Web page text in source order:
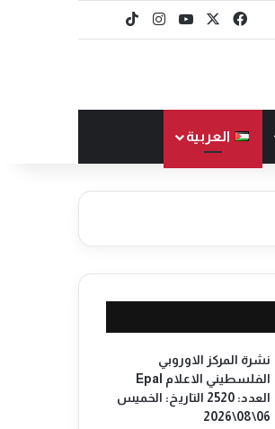
فيسبوك ‫YouTubeانستقرام
العربية
نشرة المركز الاوروبي
الفلسطيني الاعلام Epal
العدد: 2520 التاريخ: الخميس
06\08\2026